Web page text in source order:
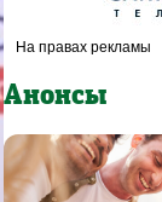
Анонсы